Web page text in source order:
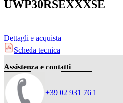
UWP30RSEXXXSE
Dettagli e acquista
Scheda tecnica
Assistenza e contatti
+39 02 931 76 1